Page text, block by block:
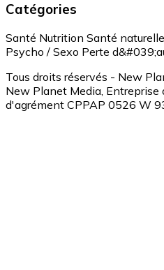
Catégories
Santé Nutrition Santé naturelle
Psycho / Sexo Perte
Tous droits réservés - New
New Planet Media, Entreprise
d'agrément CPPAP 0526 W